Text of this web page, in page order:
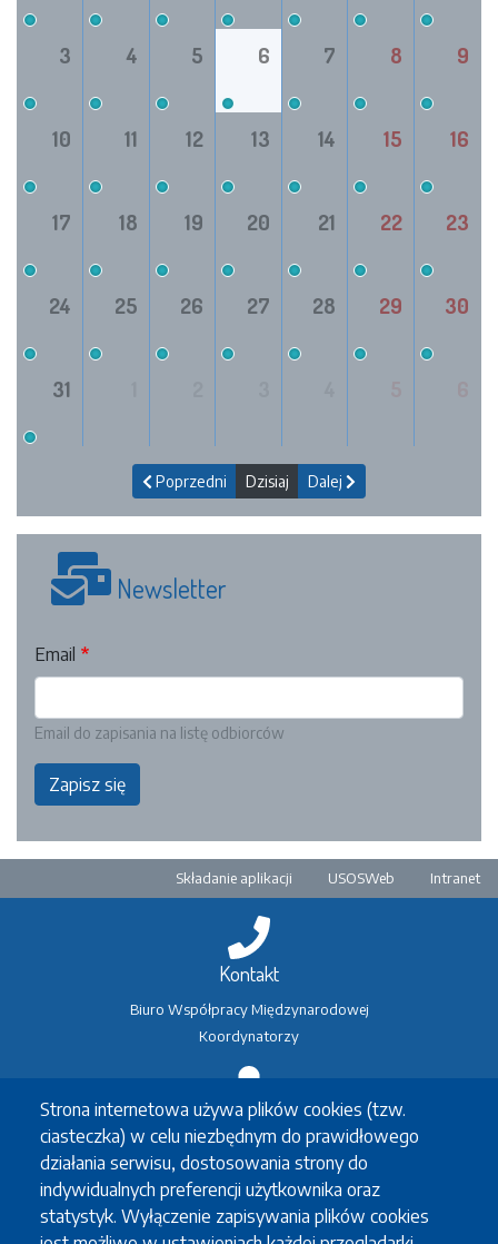
3 4 5 6 7 8 9
10 11 12 13 14 15 16
17 18 19 20 21 22 23
24 25 26 27 28 29 30
31
Poprzedni Dzisiaj Dalej
Newsletter
Email
Email do zapisania na listę odbiorców
Zapisz się
Pre-footer
Składanie aplikacji USOSWeb Intranet
Strona internetowa używa plików cookies (tzw.
ciasteczka) w celu niezbędnym do prawidłowego
działania serwisu, dostosowania strony do
indywidualnych preferencji użytkownika oraz
statystyk. Wyłączenie zapisywania plików cookies
Kontakt
Biuro Współpracy Międzynarodowej
Koordynatorzy
Wymiana studencka
Erasmus+
Erasmus+ praktyki
Inne wymiany
Koordynatorzy